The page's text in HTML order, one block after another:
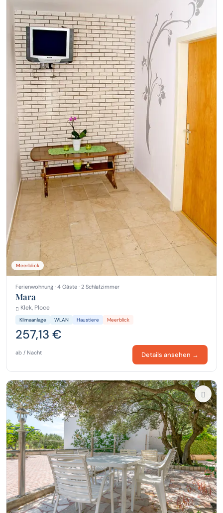
Meerblick
Ferienwohnung · 4 Gäste · 2 Schlafzimmer
Mara
Klek, Ploce
Klimaanlage WLAN Haustiere Meerblick
257,13 €
ab / Nacht Details ansehen →